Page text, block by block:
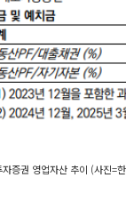
자증권 영업자산 추이 (사진=